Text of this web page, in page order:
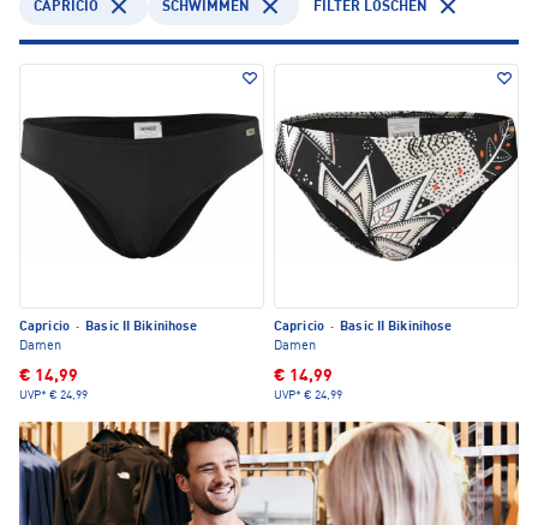
CAPRICIO SCHWIMMEN FILTER LÖSCHEN
Capricio ·
Basic II Bikinihose
Damen
€ 14,99
UVP* € 24,99
Capricio ·
Basic II Bikinihose
Damen
€ 14,99
UVP* € 24,99